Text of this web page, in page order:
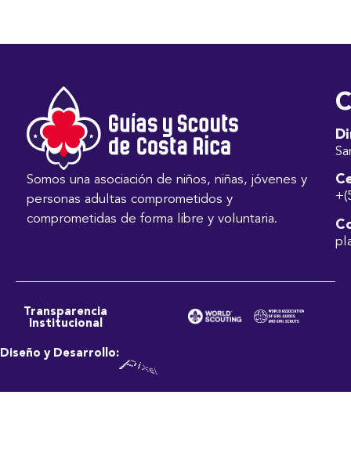
Somos una asociación de niños, niñas, jóvenes y
personas adultas comprometidos y
comprometidas de forma libre y voluntaria.
Transparencia
Institucional
Diseño y Desarrollo: